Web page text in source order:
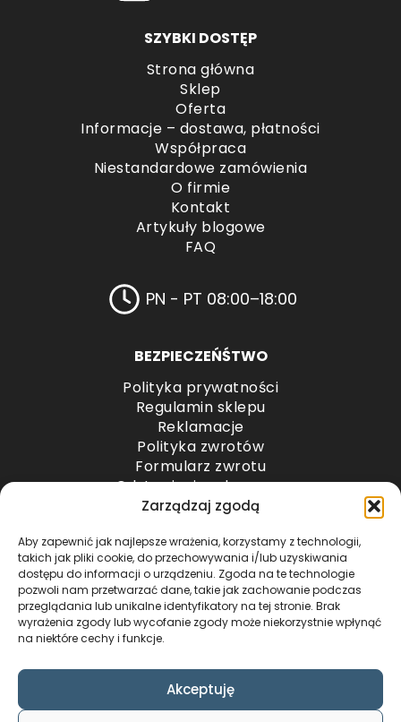
Zarządzaj zgodą
Aby zapewnić jak najlepsze wrażenia, korzystamy z technologii,
takich jak pliki cookie, do przechowywania i/lub uzyskiwania
dostępu do informacji o urządzeniu. Zgoda na te technologie
pozwoli nam przetwarzać dane, takie jak zachowanie podczas
przeglądania lub unikalne identyfikatory na tej stronie. Brak
wyrażenia zgody lub wycofanie zgody może niekorzystnie wpłynąć
na niektóre cechy i funkcje.
Akceptuję
SZYBKI DOSTĘP
Strona główna
Sklep
Oferta
Informacje – dostawa, płatności
Współpraca
Niestandardowe zamówienia
O firmie
Kontakt
Artykuły blogowe
FAQ
PN - PT 08:00–18:00
BEZPIECZEŃŚTWO
Polityka prywatności
Regulamin sklepu
Reklamacje
Polityka zwrotów
Formularz zwrotu
Odstąpienie od umowy
Odstąpienie od umowy – przesyłki paletowe
METODY PŁATNOŚCI
COPYRIGHT © 2024 by ADWENTO ŁUKASZ